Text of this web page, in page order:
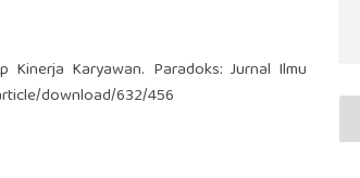
Kinerja Karyawan. Paradoks: Jurnal Ilmu
download/632/456